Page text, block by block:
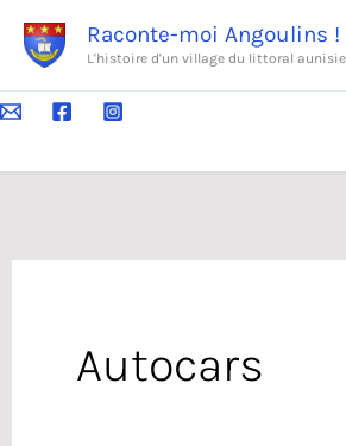
Aller
contenu
Raconte-moi Angoulins !
L'histoire d'un village du littoral
Autocars